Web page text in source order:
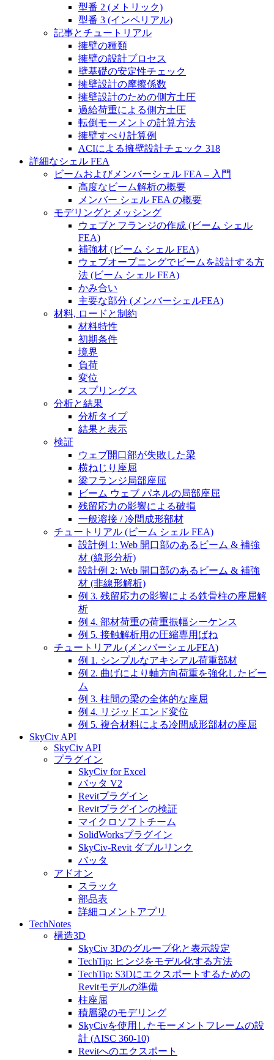
型番 2 (メトリック)
型番 3 (インペリアル)
記事とチュートリアル
擁壁の種類
擁壁の設計プロセス
壁基礎の安定性チェック
擁壁設計の摩擦係数
擁壁設計のための側方土圧
過給荷重による側方土圧
転倒モーメントの計算方法
擁壁すべり計算例
ACIによる擁壁設計チェック 318
詳細なシェル FEA
ビームおよびメンバーシェル FEA – 入門
高度なビーム解析の概要
メンバー シェル FEA の概要
モデリングとメッシング
ウェブとフランジの作成 (ビーム シェル
FEA)
補強材 (ビーム シェル FEA)
ウェブオープニングでビームを設計する方
法 (ビーム シェル FEA)
かみ合い
主要な部分 (メンバーシェルFEA)
材料, ロードと制約
材料特性
初期条件
境界
負荷
変位
スプリングス
分析と結果
分析タイプ
結果と表示
検証
ウェブ開口部が失敗した梁
横ねじり座屈
梁フランジ局部座屈
ビーム ウェブ パネルの局部座屈
残留応力の影響による破損
一般溶接 / 冷間成形部材
チュートリアル (ビーム シェル FEA)
設計例 1: Web 開口部のあるビーム & 補強
材 (線形分析)
設計例 2: Web 開口部のあるビーム & 補強
材 (非線形解析)
例 3. 残留応力の影響による鉄骨柱の座屈解
析
例 4. 部材荷重の荷重振幅シーケンス
例 5. 接触解析用の圧縮専用ばね
チュートリアル (メンバーシェルFEA)
例 1. シンプルなアキシアル荷重部材
例 2. 曲げにより軸方向荷重を強化したビー
ム
例 3. 柱間の梁の全体的な座屈
例 4. リジッドエンド変位
例 5. 複合材料による冷間成形部材の座屈
SkyCiv API
SkyCiv API
プラグイン
SkyCiv for Excel
バッタ V2
Revitプラグイン
Revitプラグインの検証
マイクロソフトチーム
SolidWorksプラグイン
SkyCiv-Revit ダブルリンク
バッタ
アドオン
スラック
部品表
詳細コメントアプリ
TechNotes
構造3D
SkyCiv 3Dのグループ化と表示設定
TechTip: ヒンジをモデル化する方法
TechTip: S3Dにエクスポートするための
Revitモデルの準備
柱座屈
積層梁のモデリング
SkyCivを使用したモーメントフレームの設
計 (AISC 360-10)
Revitへのエクスポート